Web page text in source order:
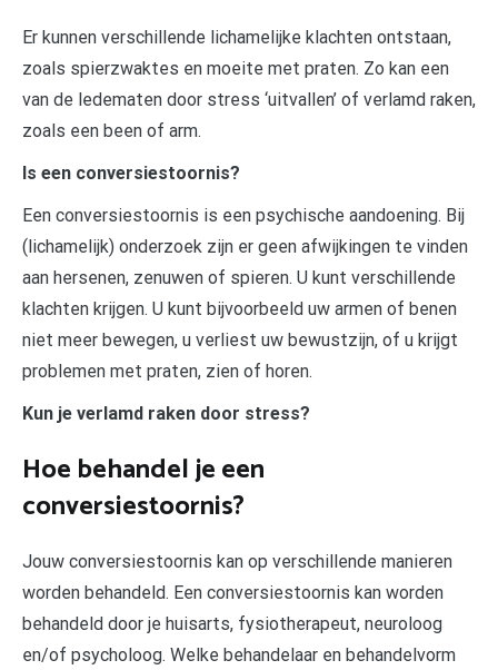
Er kunnen verschillende lichamelijke klachten ontstaan,
zoals spierzwaktes en moeite met praten. Zo kan een
van de ledematen door stress ‘uitvallen’ of verlamd raken,
zoals een been of arm.
Is een conversiestoornis?
Een conversiestoornis is een psychische aandoening. Bij
(lichamelijk) onderzoek zijn er geen afwijkingen te vinden
aan hersenen, zenuwen of spieren. U kunt verschillende
klachten krijgen. U kunt bijvoorbeeld uw armen of benen
niet meer bewegen, u verliest uw bewustzijn, of u krijgt
problemen met praten, zien of horen.
Kun je verlamd raken door stress?
Hoe behandel je een
conversiestoornis?
Jouw conversiestoornis kan op verschillende manieren
worden behandeld. Een conversiestoornis kan worden
behandeld door je huisarts, fysiotherapeut, neuroloog
en/of psycholoog. Welke behandelaar en behandelvorm